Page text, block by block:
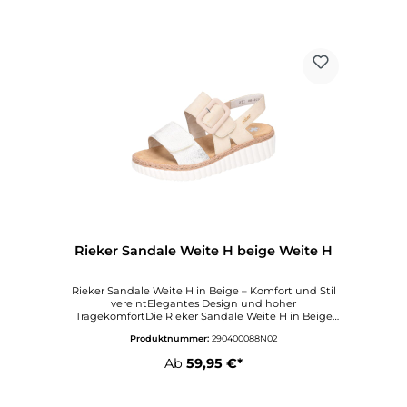
Rieker Sandale Weite H beige Weite H
Rieker Sandale Weite H in Beige – Komfort und Stil
vereintElegantes Design und hoher
TragekomfortDie Rieker Sandale Weite H in Beige
Design und hohen Tragekomfort suchen. Mit ihrem
sich die Sandale mühelos mit verschiedenen Outfits
Produktnummer: 290400088N02
Ab 59,95 €*